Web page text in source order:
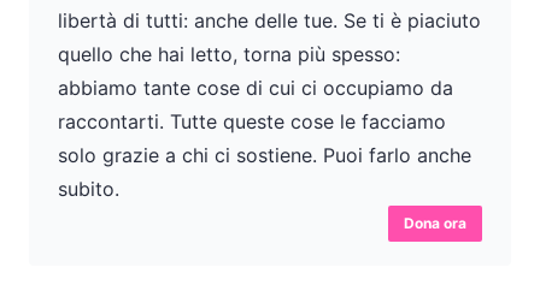
libertà di tutti: anche delle tue. Se ti è piaciuto
quello che hai letto, torna più spesso:
abbiamo tante cose di cui ci occupiamo da
raccontarti. Tutte queste cose le facciamo
solo grazie a chi ci sostiene. Puoi farlo anche
subito.
Dona ora